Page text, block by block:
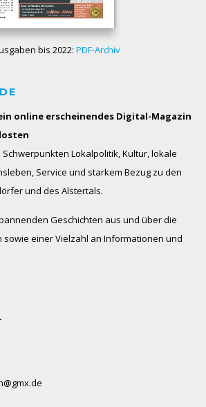
bis 2022: PDF-Archiv
online erscheinendes Digital-Magazin
Lokalpolitik, Kultur, lokale
Service und starkem Bezug zu den
und des Alstertals.
Geschichten aus und über die
sowie einer Vielzahl an Informationen und